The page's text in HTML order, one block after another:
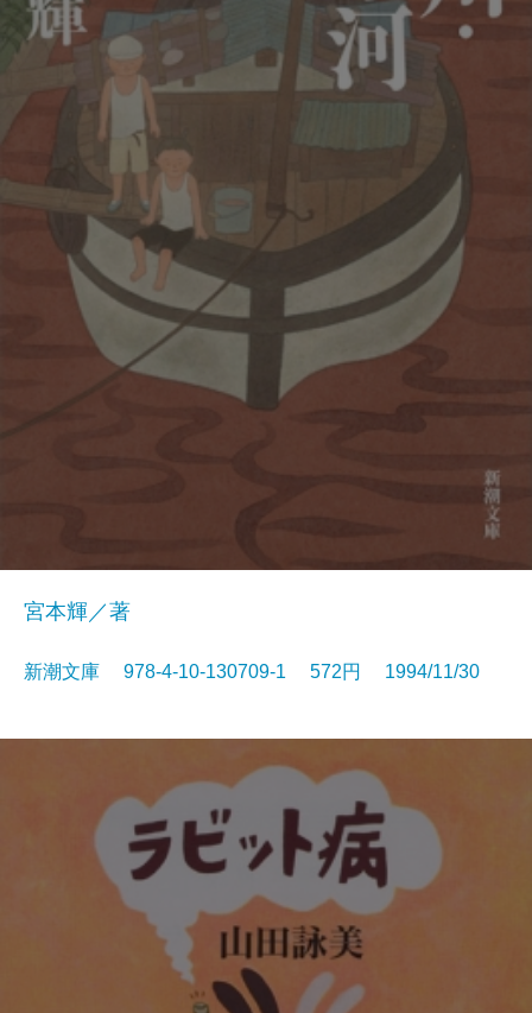
宮本輝／著
新潮文庫 978-4-10-130709-1 572円 1994/11/30